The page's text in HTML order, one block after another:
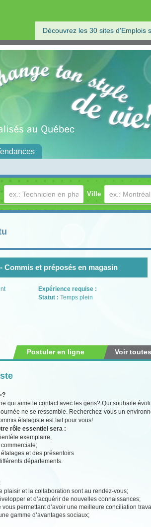
Découvrez les 30 sites d'Emplois
Ville
Commis et préposés en magasin
Expérience requise :
Statut : Temps plein
Voir
Postuler en ligne
qui aime le contact avec les gens? Qui souhaite
ne se ressemble. Recherchez-vous un
étalagiste est fait pour vous!
rôle essentiel sera :
exemplaire;
commerciale;
et des présentoirs
départements.
plaisir et la collaboration sont au rendez-vous;
et d’acquérir de nouvelles connaissances;
vous permettant d’avoir une meilleure conciliation
gamme d’avantages sociaux;